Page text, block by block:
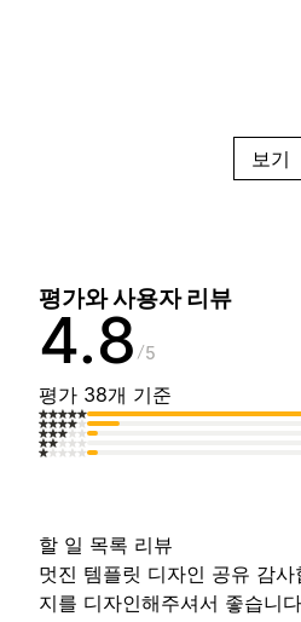
보기
평가와 사용자 리뷰
4.8 5
평가 38개 기준
할 일 목록 리뷰
멋진 템플릿 디자인 공유 감
지를 디자인해주셔서 좋습니